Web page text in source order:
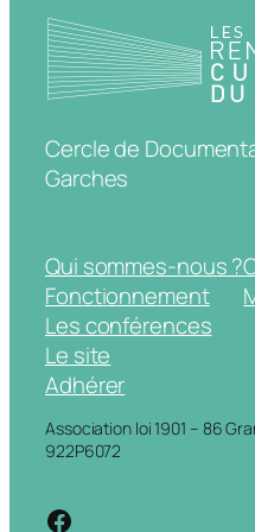
Cercle de
Garches
Qui sommes-nous ?
Fonctionnement
Les conférences
Le site
Adhérer
Association loi 1901 – 86
922P6072
https://